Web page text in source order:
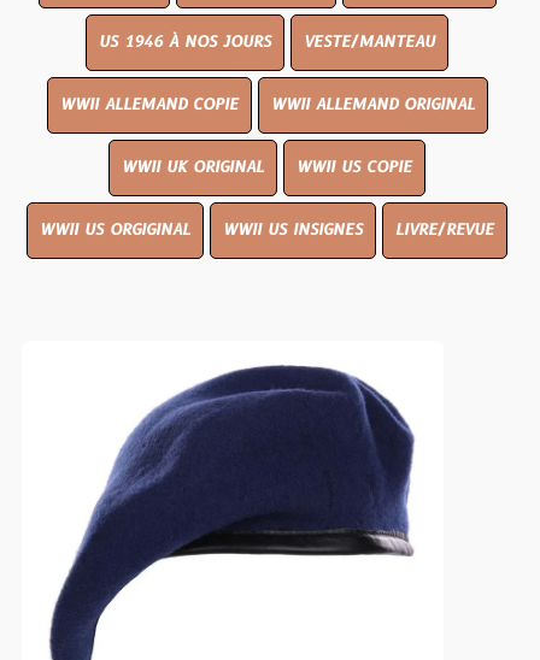
US 1946 À NOS JOURS VESTE/MANTEAU
WWII ALLEMAND COPIE WWII ALLEMAND ORIGINAL
WWII UK ORIGINAL WWII US COPIE
WWII US ORGIGINAL WWII US INSIGNES LIVRE/REVUE